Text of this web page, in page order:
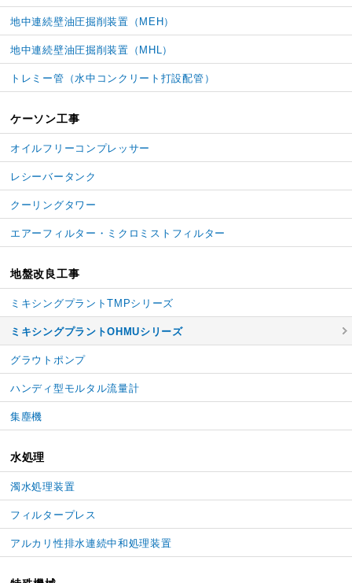
地中連続壁油圧掘削装置（MEH）
地中連続壁油圧掘削装置（MHL）
トレミー管 （水中コンクリート打設配管）
ケーソン工事
オイルフリーコンプレッサー
レシーバータンク
クーリングタワー
エアーフィルター・ ミクロミストフィルター
地盤改良工事
ミキシングプラントTMPシリーズ
ミキシングプラントOHMUシリーズ
グラウトポンプ
ハンディ型モルタル流量計
集塵機
水処理
濁水処理装置
フィルタープレス
アルカリ性排水連続中和処理装置